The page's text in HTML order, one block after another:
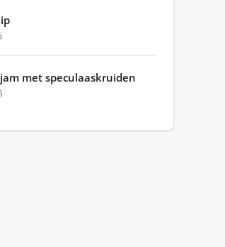
met speculaaskruiden